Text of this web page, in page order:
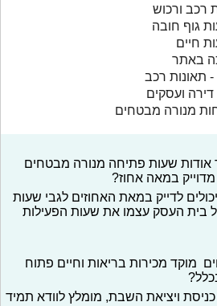
שעות פתיחה מנורה מבטחים
במאה אחוז?
יכולים לדייק במאת האחוזים לגבי שעות
בית העסק עצמו את שעות הפעילות
מוקד מכירות בריאות וחיים פתוח
כניסת ויציאת השבת, מומלץ לוודא תמיד